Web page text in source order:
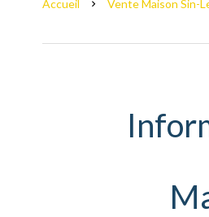
Accueil Vente Maison Sin-